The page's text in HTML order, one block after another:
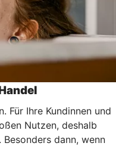
Für Ihre Kundinnen und
Nutzen, deshalb
dann, wenn